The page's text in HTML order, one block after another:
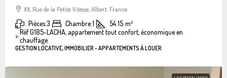
XX, Rue de la Petite Vitesse, Albert, France
Pièces:3 Chambre:1 54.15 m²
>:Réf G185-LACHA, appartement tout confort, économique en
chauffage.
GESTION LOCATIVE, IMMOBILIER - APPARTEMENTS À LOUER